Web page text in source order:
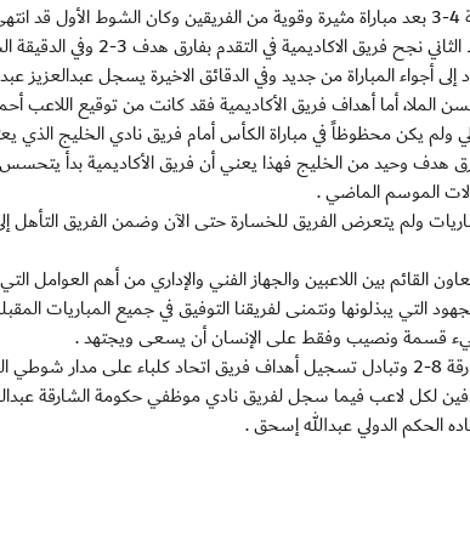
جاء تأهل فريق نادي الخليج بفوزه على فريق اكاديمية العلوم الشرطية 4-3 بعد مباراة مثيرة وقوية من الفريقين وكان الشوط الأول قد
بالتعادل 2-2 سجل للخليج عبدالعزيز عبدالله وأحمد طارق وفي الشوط الثاني نجح فريق
المباراة من جديد وفي الدقائق الاخيرة يسجل عبدالعزيز
أما أهداف فريق الأكاديمية فقد كانت من توقيع اللاعب
ولم يكن محظوظاً في مباراة الكأس أمام فريق نادي الخليج الذي
هدف وحيد من الخليج فهذا يعني أن فريق الأكاديمية بدأ
الموسم الماضي .
على الأكاديمية يكون المدرب أنور محمد قد قاد الخليج في 7 مباريات ولم يتعرض الفريق للخسارة حتى الآن وضمن الفريق
القائم بين اللاعبين والجهاز الفني والإداري من أهم العوامل
التي يبذلونها ونتمنى لفريقنا التوفيق في جميع المباريات
قسمة ونصيب وفقط على الإنسان أن يسعى ويجتهد .
وفي المباراة الثانية فاز فريق اتحاد كلباء على نادي موظفي حكومة الشارقة 8-2 وتبادل تسجيل أهداف فريق اتحاد كلباء على مدار
لكل لاعب فيما سجل لفريق نادي موظفي حكومة الشارقة
الحكم الدولي عبدالله إسحق .